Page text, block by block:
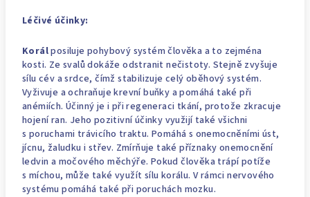
Léčivé účinky:
Korálposiluje pohybový systém člověka a to zejména
kosti. Ze svalů dokáže odstranit nečistoty. Stejně zvyšuje
sílu cév a srdce, čímž stabilizuje celý oběhový systém.
Vyživuje a ochraňuje krevní buňky a pomáhá také při
anémiích. Účinný je i při regeneraci tkání, protože zkracuje
hojení ran. Jeho pozitivní účinky využijí také všichni
s poruchami trávicího traktu. Pomáhá s onemocněními úst,
jícnu, žaludku i střev. Zmírňuje také příznaky onemocnění
ledvin a močového měchýře. Pokud člověka trápí potíže
s míchou, může také využít sílu korálu. V rámci nervového
systému pomáhá také při poruchách mozku.